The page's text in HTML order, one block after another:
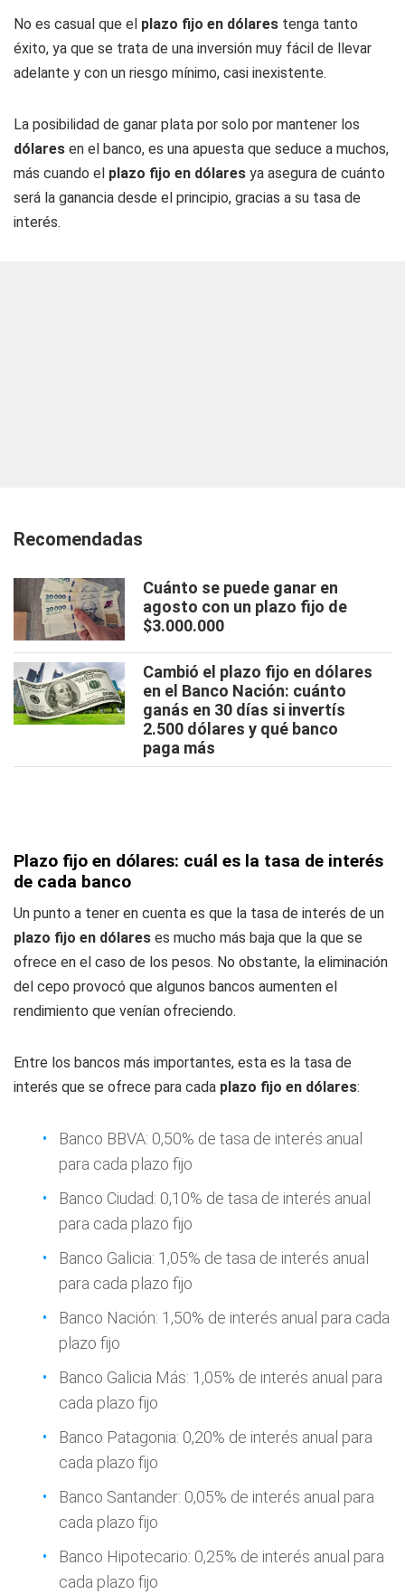
No es casual que el plazo fijo en dólares tenga tanto
éxito, ya que se trata de una inversión muy fácil de llevar
adelante y con un riesgo mínimo, casi inexistente.
La posibilidad de ganar plata por solo por mantener los
dólares en el banco, es una apuesta que seduce a muchos,
más cuando el plazo fijo en dólares ya asegura de cuánto
será la ganancia desde el principio, gracias a su tasa de
interés.
Recomendadas
Cuánto se puede ganar en
agosto con un plazo fijo de
$3.000.000
Cambió el plazo fijo en dólares
en el Banco Nación: cuánto
ganás en 30 días si invertís
2.500 dólares y qué banco
paga más
Plazo fijo en dólares: cuál es la tasa de interés
de cada banco
Un punto a tener en cuenta es que la tasa de interés de un
plazo fijo en dólares es mucho más baja que la que se
ofrece en el caso de los pesos. No obstante, la eliminación
del cepo provocó que algunos bancos aumenten el
rendimiento que venían ofreciendo.
Entre los bancos más importantes, esta es la tasa de
interés que se ofrece para cada plazo fijo en dólares:
Banco BBVA: 0,50% de tasa de interés anual
para cada plazo fijo
Banco Ciudad: 0,10% de tasa de interés anual
para cada plazo fijo
Banco Galicia: 1,05% de tasa de interés anual
para cada plazo fijo
Banco Nación: 1,50% de interés anual para cada
plazo fijo
Banco Galicia Más: 1,05% de interés anual para
cada plazo fijo
Banco Patagonia: 0,20% de interés anual para
cada plazo fijo
Banco Santander: 0,05% de interés anual para
cada plazo fijo
Banco Hipotecario: 0,25% de interés anual para
cada plazo fijo